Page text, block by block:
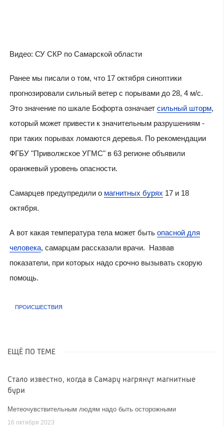
Видео: СУ СКР по Самарской области
Ранее мы писали о том, что 17 октября синоптики
прогнозировали сильный ветер с порывами до 28, 4 м/с.
Это значение по шкале Бофорта означает сильный шторм,
который может привести к значительным разрушениям -
при таких порывах ломаются деревья. По рекомендации
ФГБУ "Приволжское УГМС" в 63 регионе объявили
оранжевый уровень опасности.
Самарцев предупредили о магнитных бурях 17 и 18
октября.
А вот какая температура тела может быть опасной для
человека, самарцам рассказали врачи. Назвав
показатели, при которых надо срочно вызывать скорую
помощь.
ПРОИСШЕСТВИЯ
ЕЩЁ ПО ТЕМЕ
Стало известно, когда в Самару нагрянут магнитные
бури
Метеочувствительным людям надо быть осторожными
16 октября 2023